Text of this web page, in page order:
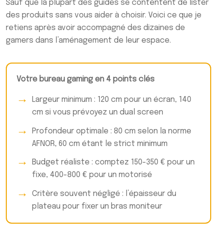
Sauf que la plupart des guides se contentent de lister
des produits sans vous aider à choisir. Voici ce que je
retiens après avoir accompagné des dizaines de
gamers dans l’aménagement de leur espace.
Votre bureau gaming en 4 points clés
Largeur minimum : 120 cm pour un écran, 140
cm si vous prévoyez un dual screen
Profondeur optimale : 80 cm selon la norme
AFNOR, 60 cm étant le strict minimum
Budget réaliste : comptez 150-350 € pour un
fixe, 400-800 € pour un motorisé
Critère souvent négligé : l’épaisseur du
plateau pour fixer un bras moniteur